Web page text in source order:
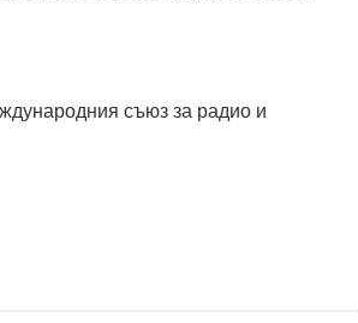
съюз за радио и